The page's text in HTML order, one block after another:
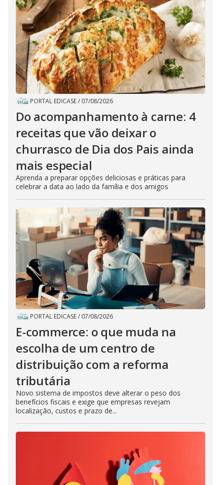
PORTAL EDICASE/ 07/08/2026
Do acompanhamento à carne: 4
receitas que vão deixar o
churrasco de Dia dos Pais ainda
mais especial
Aprenda a preparar opções deliciosas e práticas para
celebrar a data ao lado da família e dos amigos
PORTAL EDICASE/ 07/08/2026
E-commerce: o que muda na
escolha de um centro de
distribuição com a reforma
tributária
Novo sistema de impostos deve alterar o peso dos
benefícios fiscais e exige que empresas revejam
localização, custos e prazo de...